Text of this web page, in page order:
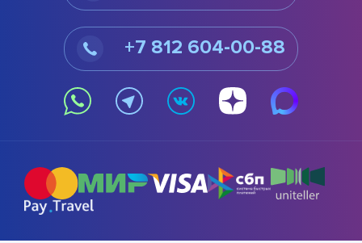
+7 812 604-00-88